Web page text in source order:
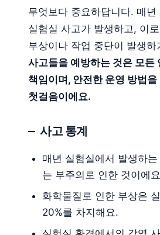
무엇보다 중요하답니다. 매
실험실 사고가 발생하고, 이
부상이나 작업 중단이 발생하
사고들을 예방하는 것은 모든
책임이며, 안전한 운영 방법을
첫걸음이에요.
사고 통계
매년 실험실에서 발생하
는 부주의로 인한 것이에
화학물질로 인한 부상은
20%를 차지해요.